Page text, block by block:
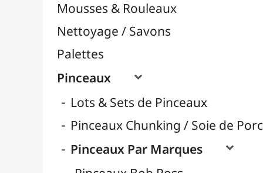
Pinceaux Raphaël
Pinceaux TULIP
Pinceaux Zahn Pinsel
Pinceaux Cléopâtre
Pinceaux Poils Naturels
Pinceaux pour Acrylique
Pinceaux pour Aquarelle
Pinceaux pour Gouache
Pinceaux pour Huile